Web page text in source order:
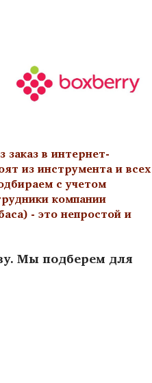
в интернет-
из инструмента и всех
с учетом
компании
- это непростой и
Мы подберем для